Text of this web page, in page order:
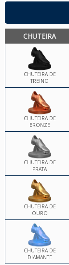
CHUTEIRA
CHUTEIRA DE
TREINO
CHUTEIRA DE
BRONZE
CHUTEIRA DE
PRATA
CHUTEIRA DE
OURO
CHUTEIRA DE
DIAMANTE